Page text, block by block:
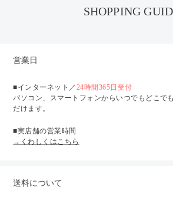
SHOPPING
営業日
■インターネット／ 24時間365日受付
パソコン、スマートフォンからいつでもどこで
だけます。
■実店舗の営業時間
→くわしくはこちら
送料について